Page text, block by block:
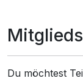
Du möchtest